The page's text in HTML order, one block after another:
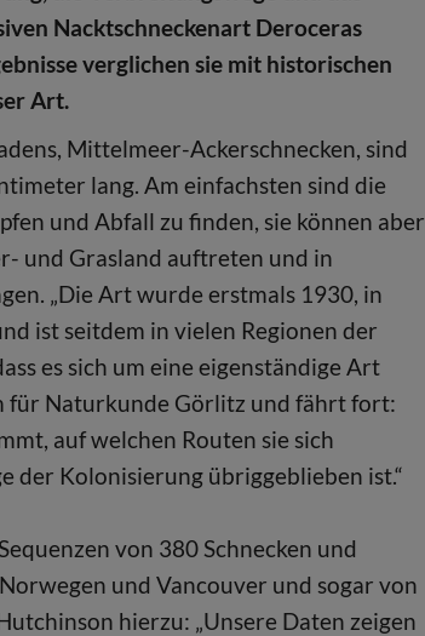
Nacktschneckenart Deroceras
verglichen sie mit historischen
Art.
Mittelmeer-Ackerschnecken, sind
lang. Am einfachsten sind die
und Abfall zu finden, sie können aber
und Grasland auftreten und in
„Die Art wurde erstmals 1930, in
ist seitdem in vielen Regionen der
es sich um eine eigenständige Art
für Naturkunde Görlitz und fährt fort:
auf welchen Routen sie sich
der Kolonisierung übriggeblieben ist.“
von 380 Schnecken und
und Vancouver und sogar von
hierzu: „Unsere Daten zeigen